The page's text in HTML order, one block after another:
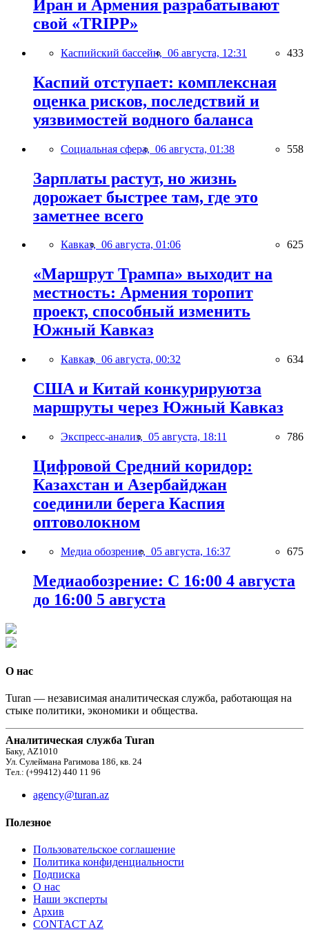
Иран и Армения разрабатывают
свой «TRIPP»
Каспийский бассейн, 06 августа, 12:31 433
Каспий отступает: комплексная
оценка рисков, последствий и
уязвимостей водного баланса
Социальная сфера, 06 августа, 01:38 558
Зарплаты растут, но жизнь
дорожает быстрее там, где это
заметнее всего
Кавказ, 06 августа, 01:06 625
«Маршрут Трампа» выходит на
местность: Армения торопит
проект, способный изменить
Южный Кавказ
Кавказ, 06 августа, 00:32 634
США и Китай конкурируютза
маршруты через Южный Кавказ
Экспресс-анализ, 05 августа, 18:11 786
Цифровой Средний коридор:
Казахстан и Азербайджан
соединили берега Каспия
оптоволокном
Медиа обозрение, 05 августа, 16:37 675
Медиаобозрение: С 16:00 4 августа
до 16:00 5 августа
О нас
Turan — независимая аналитическая служба, работающая на
стыке политики, экономики и общества.
Аналитическая служба Turan
Баку, AZ1010
Ул. Сулеймана Рагимова 186, кв. 24
Тел.: (+99412) 440 11 96
agency@turan.az
Полезное
Пользовательское соглашение
Политика конфиденциальности
Подписка
О нас
Наши эксперты
Архив
CONTACT AZ